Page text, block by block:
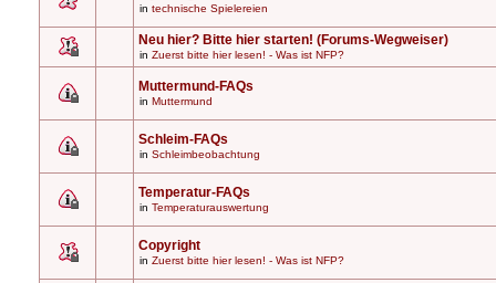
in technische Spielereien
Neu hier? Bitte hier starten! (Forums-Wegweiser)
in Zuerst bitte hier lesen! - Was ist NFP?
Muttermund-FAQs
in Muttermund
Schleim-FAQs
in Schleimbeobachtung
Temperatur-FAQs
in Temperaturauswertung
Copyright
in Zuerst bitte hier lesen! - Was ist NFP?